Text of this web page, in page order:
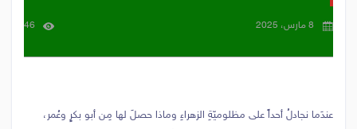
8 مارس، 2025 46
عندَما نجادلُ أحداً على مظلوميّةِ الزهراءِ وماذا حصلَ لها مِن أبو بكرٍ وعُمر،